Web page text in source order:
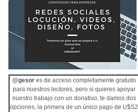
@gesores de acceso completamente gratuito
para nuestros lectores, pero si quieres apoyar
nuestro trabajo con un donativo, te damos dos
opciones, la primera de un único pago de U$S2